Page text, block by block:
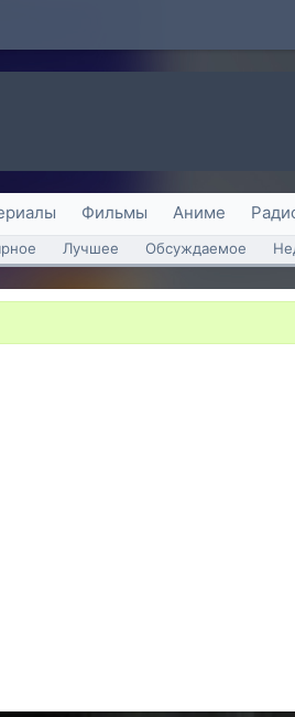
Фильмы Аниме
Лучшее Обсуждаемое